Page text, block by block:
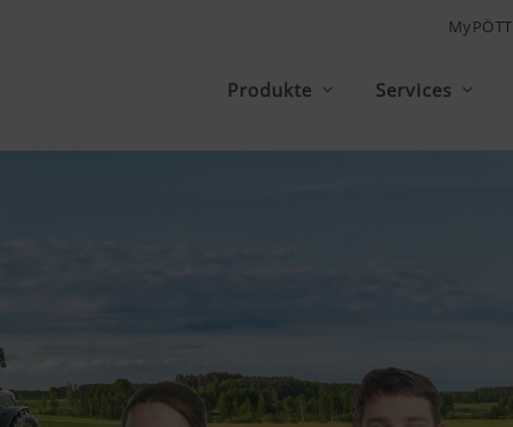
Produkte Services